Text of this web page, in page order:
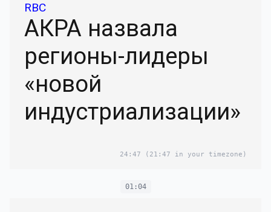
RBC
АКРА назвала
регионы-лидеры
«новой
индустриализации»
24:47 (21:47 in your timezone)
01:04